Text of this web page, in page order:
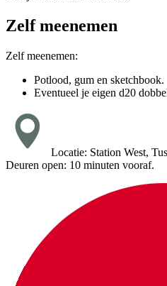
Zelf meenemen
Zelf meenemen:
Potlood, gum en sketchbook.
Eventueel je eigen d20
Locatie: Station West,
Deuren open: 10 minuten vooraf.